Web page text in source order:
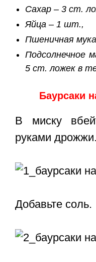
Сахар – 3 ст.
Яйца – 1 шт.,
Пшеничная
Подсолнечное
5 ст. ложек в
Баурсаки
В миску
руками дрожжи.
Добавьте соль.